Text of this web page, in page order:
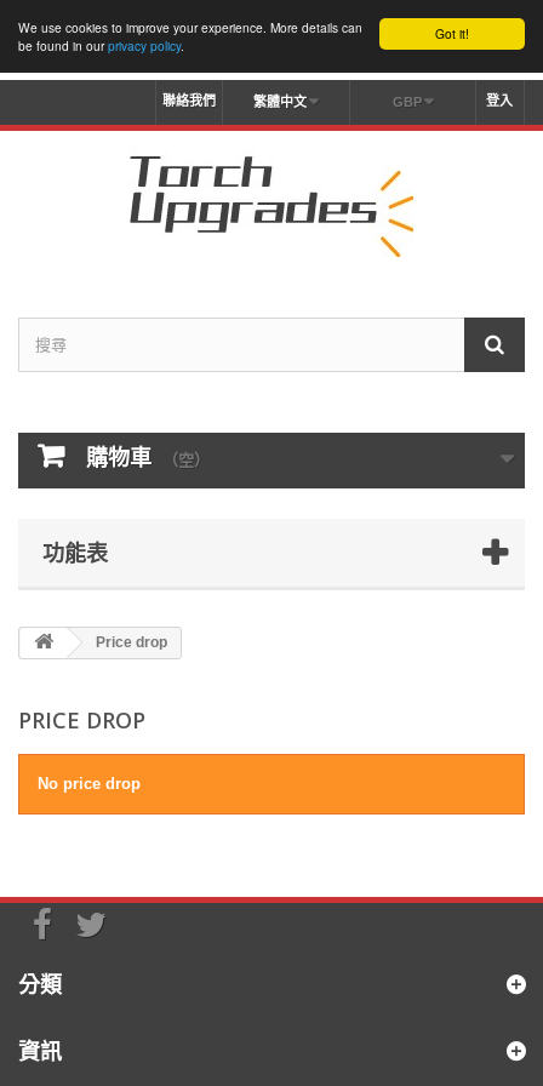
Got it!
We use cookies to improve your experience. More details can
be found in ourprivacy policy.
登入
GBP
繁體中文
聯絡我們
購物車 （空）
功能表
Price drop
PRICE DROP
No price drop
分類
資訊